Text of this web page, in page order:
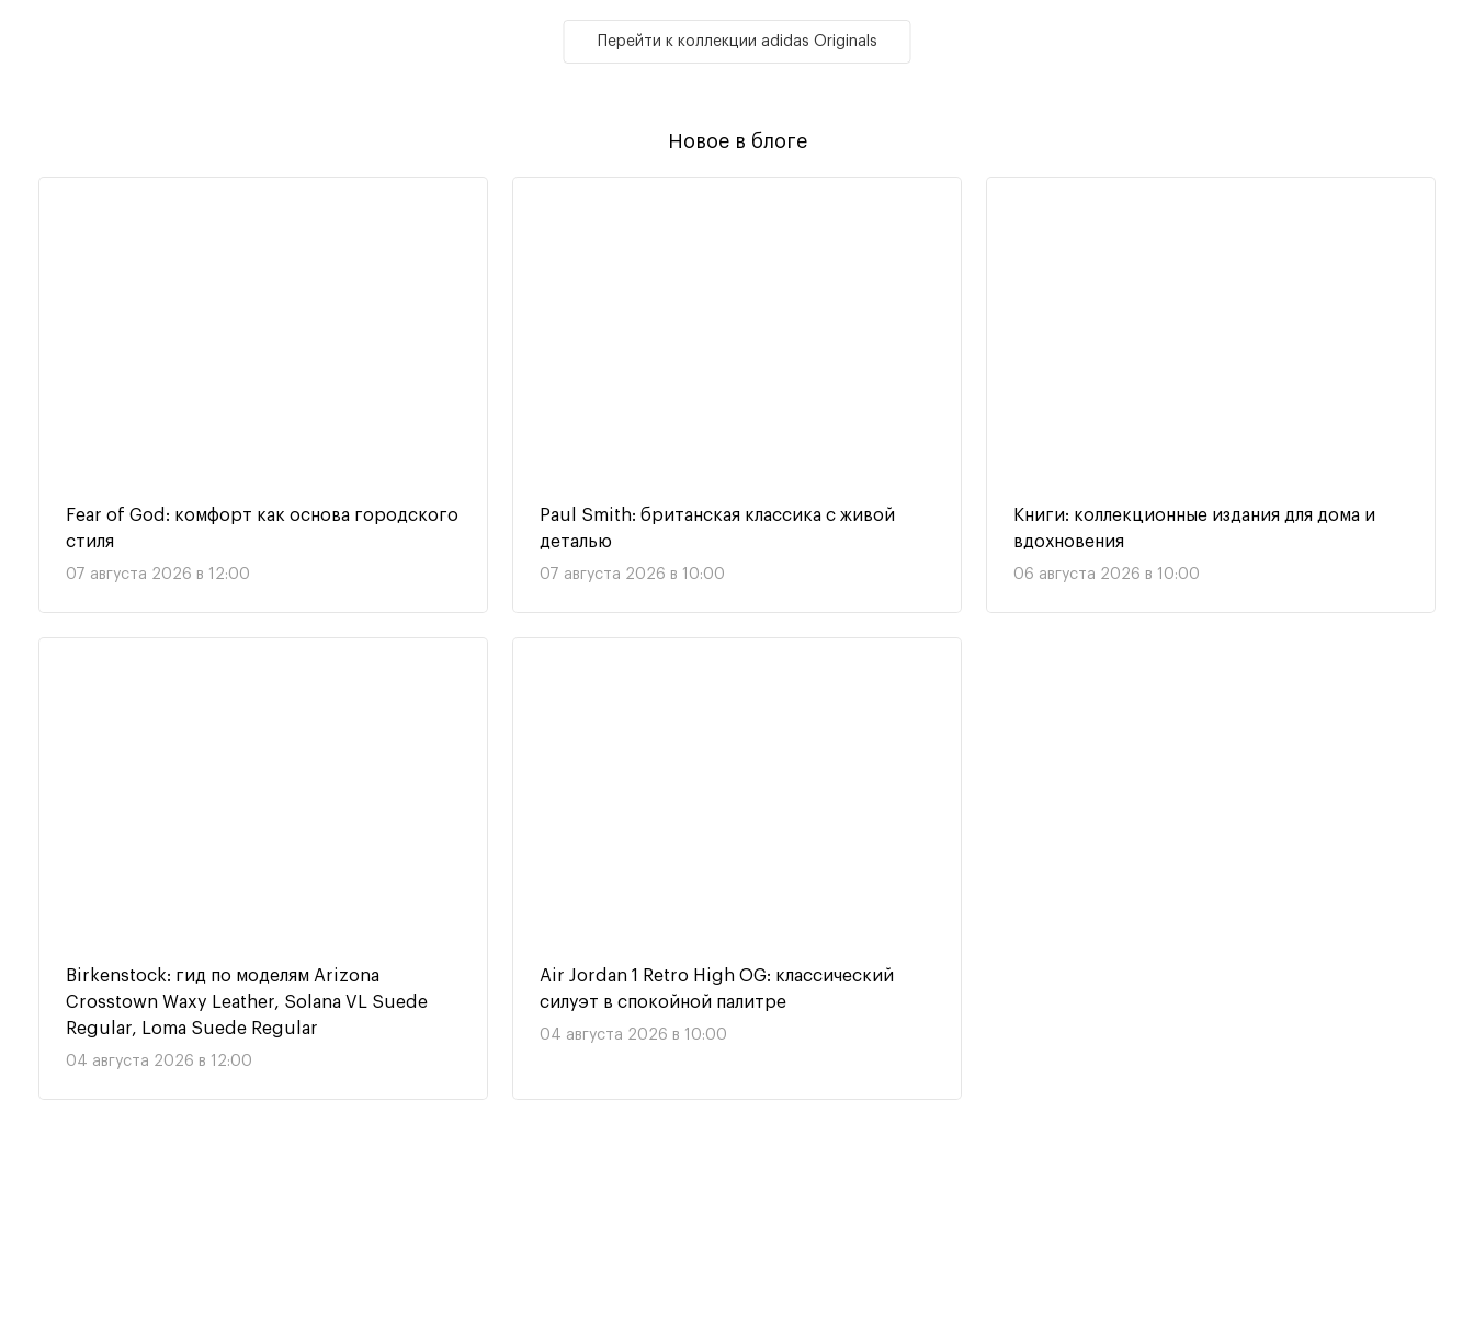
Перейти к коллекции adidas Originals
Новое в блоге
Fear of God: комфорт как основа городского
стиля
07 августа 2026 в 12:00
Paul Smith: британская классика с живой
деталью
07 августа 2026 в 10:00
Книги: коллекционные издания для дома и
вдохновения
06 августа 2026 в 10:00
Birkenstock: гид по моделям Arizona
Crosstown Waxy Leather, Solana VL Suede
Regular, Loma Suede Regular
04 августа 2026 в 12:00
Air Jordan 1 Retro High OG: классический
силуэт в спокойной палитре
04 августа 2026 в 10:00